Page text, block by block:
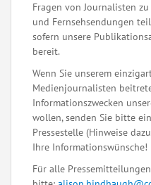
Fragen von Journalisten
und Fernsehsendungen
sofern unsere
bereit.
Wenn Sie unserem
Medienjournalisten
Informationszwecken
wollen, senden Sie bitte
Pressestelle (Hinweise
Ihre Informationswünsche!
Für alle